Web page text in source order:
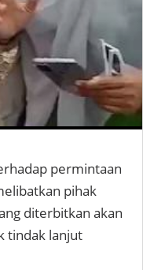
permintaan
pihak
diterbitkan akan
tindak lanjut